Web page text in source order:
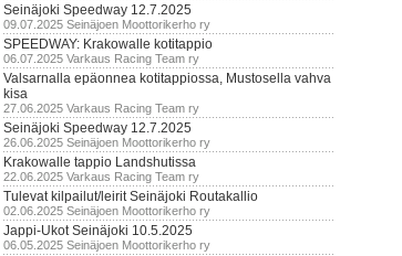
Seinäjoki Speedway 12.7.2025
09.07.2025 Seinäjoen Moottorikerho ry
SPEEDWAY: Krakowalle kotitappio
06.07.2025 Varkaus Racing Team ry
Valsarnalla epäonnea kotitappiossa, Mustosella vahva
kisa
27.06.2025 Varkaus Racing Team ry
Seinäjoki Speedway 12.7.2025
26.06.2025 Seinäjoen Moottorikerho ry
Krakowalle tappio Landshutissa
22.06.2025 Varkaus Racing Team ry
Tulevat kilpailut/leirit Seinäjoki Routakallio
02.06.2025 Seinäjoen Moottorikerho ry
Jappi-Ukot Seinäjoki 10.5.2025
06.05.2025 Seinäjoen Moottorikerho ry